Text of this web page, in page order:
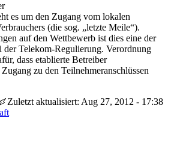
es um den Zugang vom lokalen
(die sog. „letzte Meile“).
auf den Wettbewerb ist dies eine der
der Telekom-Regulierung. Verordnung
dass etablierte Betreiber
zu den Teilnehmeranschlüssen
Zuletzt aktualisiert: Aug 27, 2012 - 17:38